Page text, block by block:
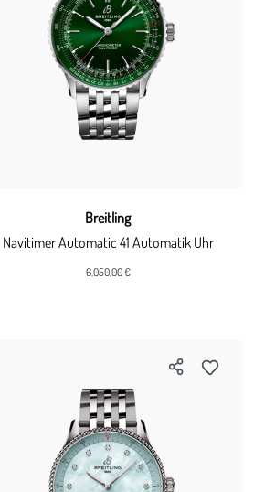
Breitling
Navitimer Automatic 41 Automatik Uhr
6.050,00 €